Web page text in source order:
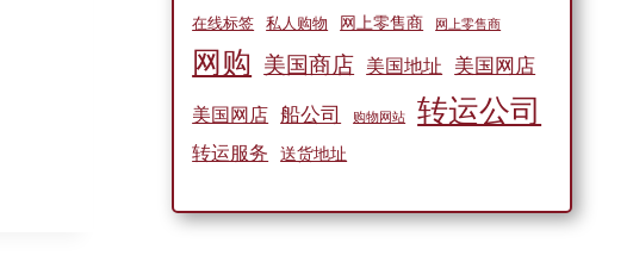
在线标签 私人购物 网上零售商 网上零售商
网购 美国商店 美国地址 美国网店
美国网店 船公司 购物网站 转运公司
转运服务 送货地址